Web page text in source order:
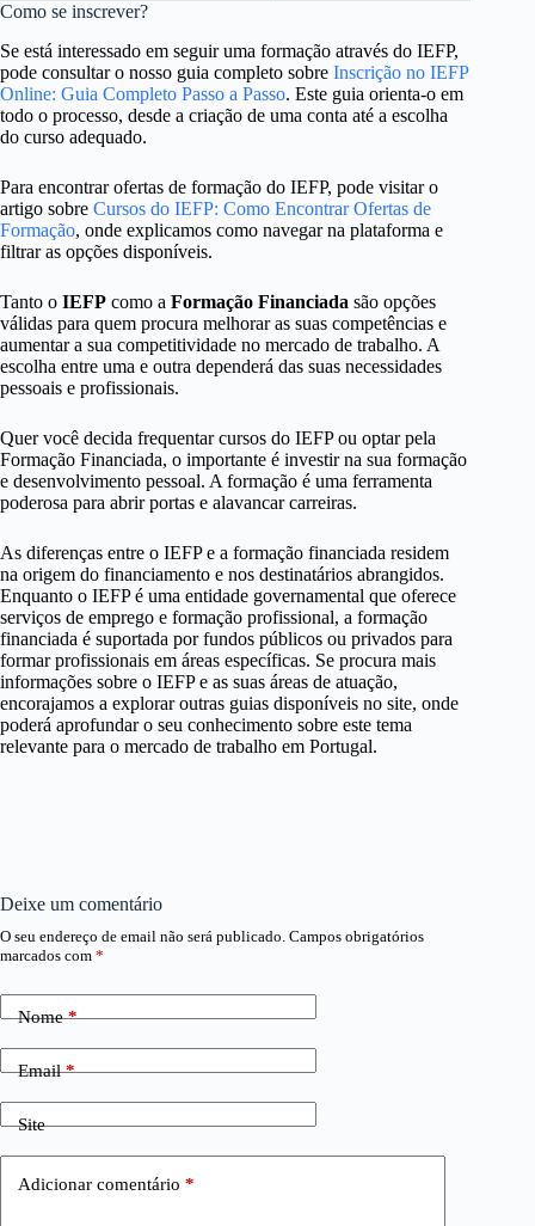
Como se inscrever?
Se está interessado em seguir uma formação através do IEFP,
pode consultar o nosso guia completo sobre Inscrição no IEFP
Online: Guia Completo Passo a Passo. Este guia orienta-o em
todo o processo, desde a criação de uma conta até a escolha
do curso adequado.
Para encontrar ofertas de formação do IEFP, pode visitar o
artigo sobre Cursos do IEFP: Como Encontrar Ofertas de
Formação, onde explicamos como navegar na plataforma e
filtrar as opções disponíveis.
Tanto o IEFP como a Formação Financiada são opções
válidas para quem procura melhorar as suas competências e
aumentar a sua competitividade no mercado de trabalho. A
escolha entre uma e outra dependerá das suas necessidades
pessoais e profissionais.
Quer você decida frequentar cursos do IEFP ou optar pela
Formação Financiada, o importante é investir na sua formação
e desenvolvimento pessoal. A formação é uma ferramenta
poderosa para abrir portas e alavancar carreiras.
As diferenças entre o IEFP e a formação financiada residem
na origem do financiamento e nos destinatários abrangidos.
Enquanto o IEFP é uma entidade governamental que oferece
serviços de emprego e formação profissional, a formação
financiada é suportada por fundos públicos ou privados para
formar profissionais em áreas específicas. Se procura mais
informações sobre o IEFP e as suas áreas de atuação,
encorajamos a explorar outras guias disponíveis no site, onde
poderá aprofundar o seu conhecimento sobre este tema
relevante para o mercado de trabalho em Portugal.
Deixe um comentário
O seu endereço de email não será publicado. Campos obrigatórios
marcados com *
Nome*
Email*
Site
Adicionar comentário *